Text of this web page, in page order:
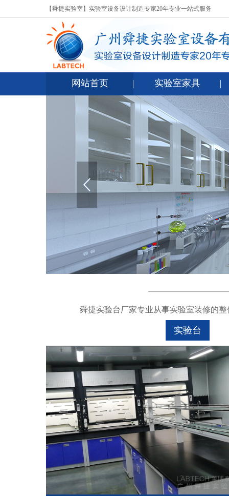
【舜捷实验室】实验室设备设计制造专家20年专业一站式服务
网站首页 实验室家具
舜捷实验台厂家专业从事实验室装修的
实验台